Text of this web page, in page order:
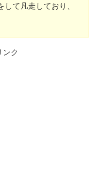
て凡走しており、
ンク